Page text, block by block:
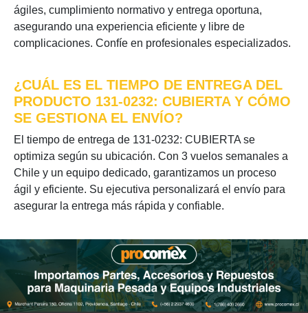
ágiles, cumplimiento normativo y entrega oportuna,
asegurando una experiencia eficiente y libre de
complicaciones. Confíe en profesionales especializados.
¿CUÁL ES EL TIEMPO DE ENTREGA DEL
PRODUCTO 131-0232: CUBIERTA Y CÓMO
SE GESTIONA EL ENVÍO?
El tiempo de entrega de 131-0232: CUBIERTA se
optimiza según su ubicación. Con 3 vuelos semanales a
Chile y un equipo dedicado, garantizamos un proceso
ágil y eficiente. Su ejecutiva personalizará el envío para
asegurar la entrega más rápida y confiable.